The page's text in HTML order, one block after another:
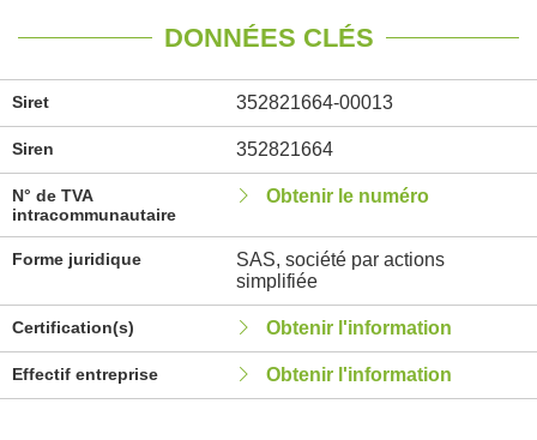
DONNÉES CLÉS
Siret 352821664-00013
Siren 352821664
N° de TVA
intracommunautaire
Obtenir le numéro
Forme juridique
SAS, société par actions
simplifiée
Certification(s) Obtenir l'information
Effectif entreprise Obtenir l'information